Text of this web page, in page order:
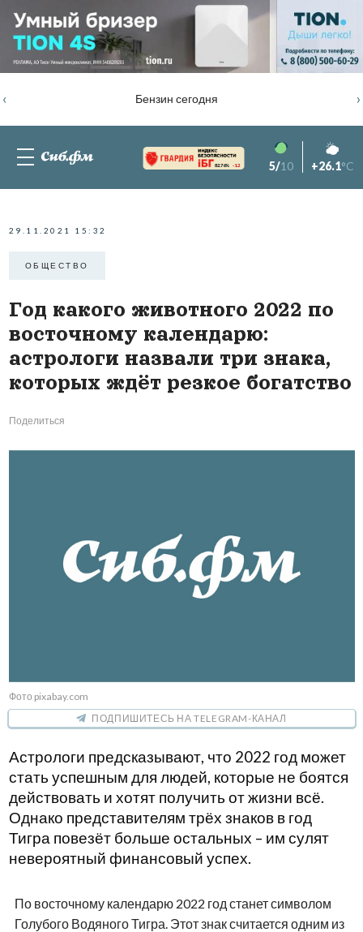
Бензин сегодня
‹ ›
82.76% -1.2 5/10 +26.1°C
29.11.2021 15:32
ОБЩЕСТВО
Год какого животного 2022 по
восточному календарю:
астрологи назвали три знака,
которых ждёт резкое богатство
Поделиться
Фото pixabay.com
ПОДПИШИТЕСЬ НА TELEGRAM-КАНАЛ
Астрологи предсказывают, что 2022 год может
стать успешным для людей, которые не боятся
действовать и хотят получить от жизни всё.
Однако представителям трёх знаков в год
Тигра повезёт больше остальных – им сулят
невероятный финансовый успех.
По восточному календарю 2022 год станет символом
Голубого Водяного Тигра. Этот знак считается одним из